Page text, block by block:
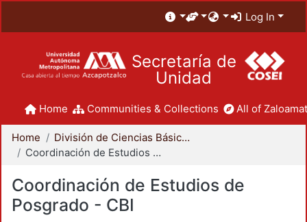
Log In
Secretaría de
Unidad
Home Communities & Collections All of
Home
División de Ciencias Básicas e Ingeniería
Coordinación de Estudios de Posgrado - CBI
Coordinación de Estudios de
Posgrado - CBI